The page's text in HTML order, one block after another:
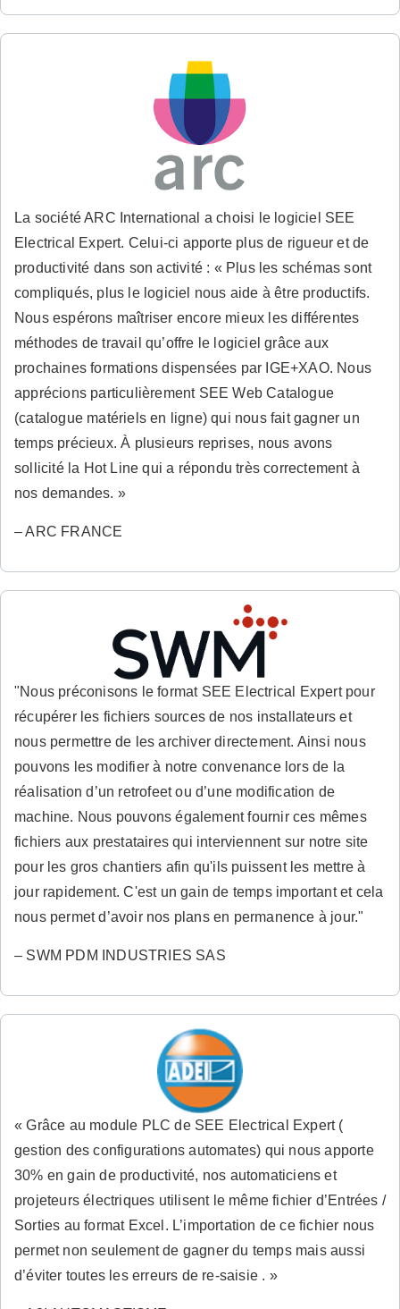
La société ARC International a choisi le logiciel SEE
Electrical Expert. Celui-ci apporte plus de rigueur et de
productivité dans son activité : « Plus les schémas sont
compliqués, plus le logiciel nous aide à être productifs.
Nous espérons maîtriser encore mieux les différentes
méthodes de travail qu’offre le logiciel grâce aux
prochaines formations dispensées par IGE+XAO. Nous
apprécions particulièrement SEE Web Catalogue
(catalogue matériels en ligne) qui nous fait gagner un
temps précieux. À plusieurs reprises, nous avons
sollicité la Hot Line qui a répondu très correctement à
nos demandes. »
– ARC FRANCE
"Nous préconisons le format SEE Electrical Expert pour
récupérer les fichiers sources de nos installateurs et
nous permettre de les archiver directement. Ainsi nous
pouvons les modifier à notre convenance lors de la
réalisation d’un retrofeet ou d’une modification de
machine. Nous pouvons également fournir ces mêmes
fichiers aux prestataires qui interviennent sur notre site
pour les gros chantiers afin qu'ils puissent les mettre à
jour rapidement. C'est un gain de temps important et cela
nous permet d’avoir nos plans en permanence à jour."
– SWM PDM INDUSTRIES SAS
« Grâce au module PLC de SEE Electrical Expert (
gestion des configurations automates) qui nous apporte
30% en gain de productivité, nos automaticiens et
projeteurs électriques utilisent le même fichier d’Entrées /
Sorties au format Excel. L’importation de ce fichier nous
permet non seulement de gagner du temps mais aussi
d’éviter toutes les erreurs de re-saisie . »